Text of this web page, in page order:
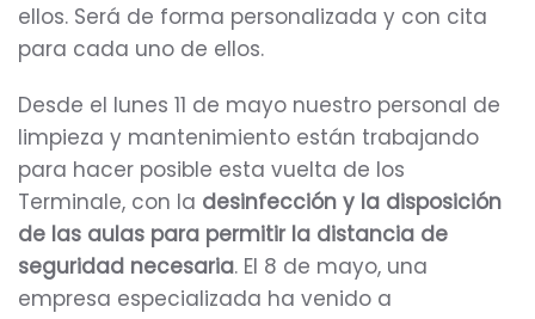
ellos. Será de forma personalizada y con cita
para cada uno de ellos.
Desde el lunes 11 de mayo nuestro personal de
limpieza y mantenimiento están trabajando
para hacer posible esta vuelta de los
Terminale, con la desinfección y la disposición
de las aulas para permitir la distancia de
seguridad necesaria. El 8 de mayo, una
empresa especializada ha venido a